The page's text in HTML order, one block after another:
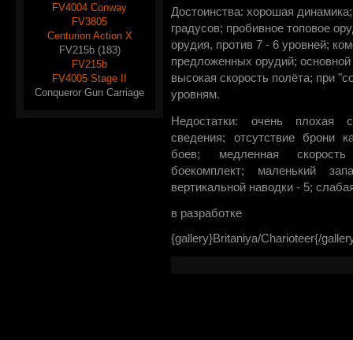
FV4004 Conway
FV3805
Centurion Action X
FV215b (183)
FV215b
FV4005 Stage II
Conqueror Gun Carriage
Достоинства: хорошая
градусов; пробивное топовое
орудия, против 7 - 6 уровней;
предложенных орудий;
высокая скорость полёта; при
уровням.
Недостатки: очень плохая
сведения; отсутствие брони
боев; медленная
боекомплект; маленький
вертикальной наводки - 5;
в разработке
{gallery}Britaniya/Charioteer{/